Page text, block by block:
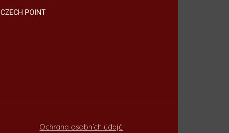
CZECH POINT
Ochrana osobních údajů